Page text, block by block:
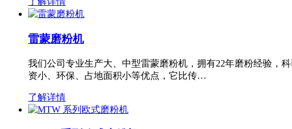
雷蒙磨粉机
我们公司专业生产大、中型雷蒙磨粉机，拥有22年磨粉经验，
资小、环保、占地面积小等优点，它比传…
了解详情